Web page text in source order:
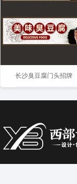
长沙臭豆腐门头招牌